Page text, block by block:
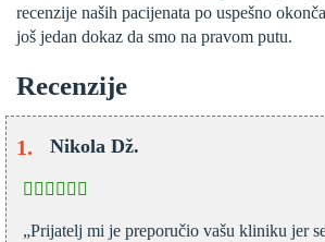
recenzije naših pacijenata po uspešno
još jedan dokaz da smo na pravom putu.
Recenzije
Nikola Dž.
„Prijatelj mi je preporučio vašu kliniku jer